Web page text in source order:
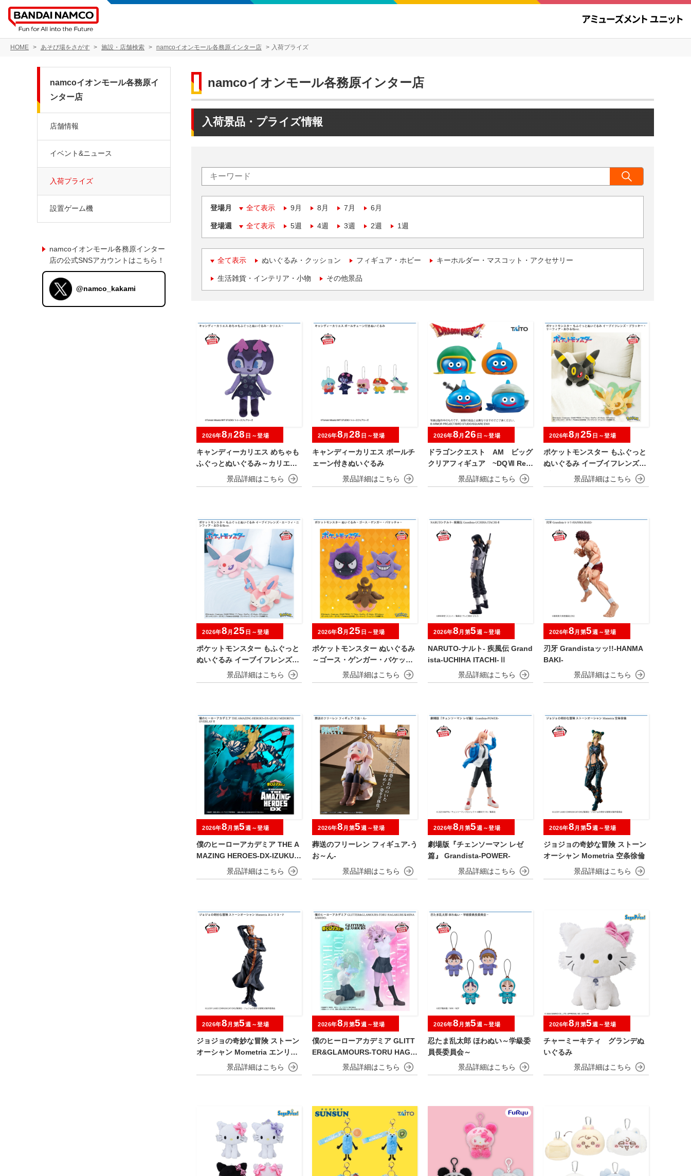
HOME あそび場をさがす 施設・店舗検索 namcoイオンモール各務原インター店 入荷プライズ
namcoイオンモール各務原インター店
入荷景品・プライズ情報
登場月 全て表示 9月 8月 7月 6月
登場週 全て表示 5週 4週 3週 2週 1週
全て表示 ぬいぐるみ・クッション フィギュア・ホビー キーホルダー・マスコット・アクセサリー
生活雑貨・インテリア・小物 その他景品
キャンディーカリエス めちゃも
ふぐっとぬいぐるみ～カリエス
2026年8 月 28 日～登場
キャンディーカリエス ボールチ
ェーン付きぬいぐるみ
2026年8 月 28 日～登場
ドラゴンクエスト AM ビッグ
クリアフィギュア ~DQⅦ Rei
magined発売記念編~
2026年8 月 26 日～登場
ポケットモンスター もふぐっと
ぬいぐるみ イーブイフレンズ～
ブラッキー・リーフィア～おひ
るねver.
2026年8 月 25 日～登場
ポケットモンスター もふぐっと
ぬいぐるみ イーブイフレンズ～
エーフィ・ニンフィア～おひる
ねver.
2026年8 月 25 日～登場
ポケットモンスター ぬいぐるみ
～ゴース・ゲンガー・バケッチ
2026年8 月 25 日～登場
NARUTO-ナルト- 疾風伝 Grand
ista-UCHIHA ITACHI-Ⅱ
2026年8 月第5週～登場
刃牙 Grandistaッッ!!-HANMA
BAKI-
2026年8 月第5週～登場
僕のヒーローアカデミア THE A
MAZING HEROES-DX-IZUKU
MIDORIYA OVERLAY Ⅱ
2026年8 月第5週～登場
葬送のフリーレン フィギュア-う
お～ん-
2026年8 月第5週～登場
劇場版『チェンソーマン レゼ
篇』 Grandista-POWER-
2026年8 月第5週～登場
ジョジョの奇妙な冒険 ストーン
オーシャン Mometria 空条徐倫
2026年8 月第5週～登場
ジョジョの奇妙な冒険 ストーン
オーシャン Mometria エンリ
2026年8 月第5週～登場
僕のヒーローアカデミア GLITT
ER&GLAMOURS-TORU HAGA
KURE＆MINA ASHIDO-
2026年8 月第5週～登場
忍たま乱太郎 ほわぬい～学級委
員長委員会～
2026年8 月第5週～登場
チャーミーキティ グランデぬ
いぐるみ
2026年8 月第5週～登場
namcoイオンモール各務原イ
ンター店
店舗情報
イベント&ニュース
入荷プライズ
設置ゲーム機
namcoイオンモール各務原インター
店の公式SNSアカウントはこちら！
@namco_kakami